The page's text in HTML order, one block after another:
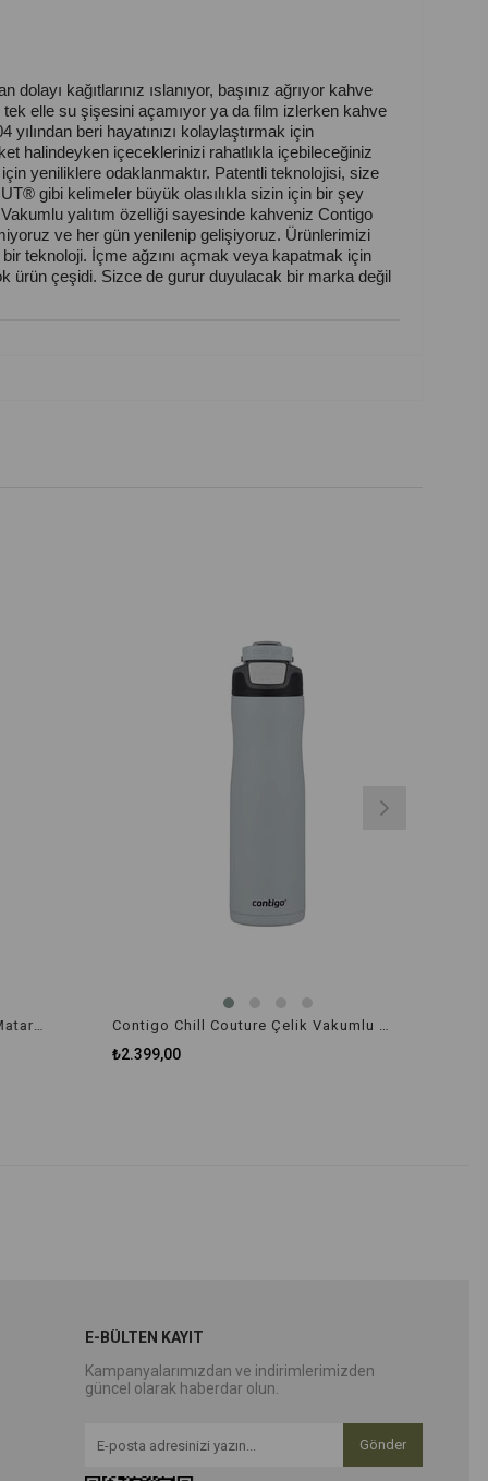
kağıtlarınız ıslanıyor, başınız ağrıyor kahve
elle su şişesini açamıyor ya da film izlerken kahve
beri hayatınızı kolaylaştırmak için
halindeyken içeceklerinizi rahatlıkla içebileceğiniz
yeniliklere odaklanmaktır. Patentli teknolojisi, size
gibi kelimeler büyük olasılıkla sizin için bir şey
yalıtım özelliği sayesinde kahveniz Contigo
ve her gün yenilenip gelişiyoruz. Ürünlerimizi
teknoloji. İçme ağzını açmak veya kapatmak için
ürün çeşidi. Sizce de gurur duyulacak bir marka değil
Contigo Ashland Chill Çelik Su Matarası Tek El Bas İç 590ml 2127883 Turkuaz Contigo Chill Couture Çelik Vakumlu Su Şişesi 720 ml 2127888 Beyaz
₺2.399,00
E-BÜLTEN KAYIT
Kampanyalarımızdan ve indirimlerimizden
güncel olarak haberdar olun.
Gönder